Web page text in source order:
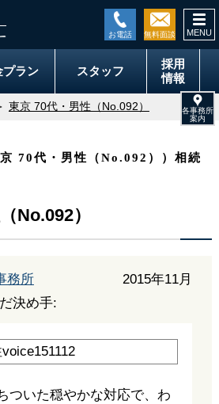
プラン スタッフ
採用
情報
東京 70代・男性（No.092）
京 70代・男性（No.092））相続
No.092）
務所
2015年11月
決め手:
ついた穏やかな対応で、わ